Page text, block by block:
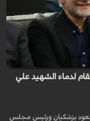
لدماء الشهيد علي
مسعود بزشكيان ورئيس مجلس